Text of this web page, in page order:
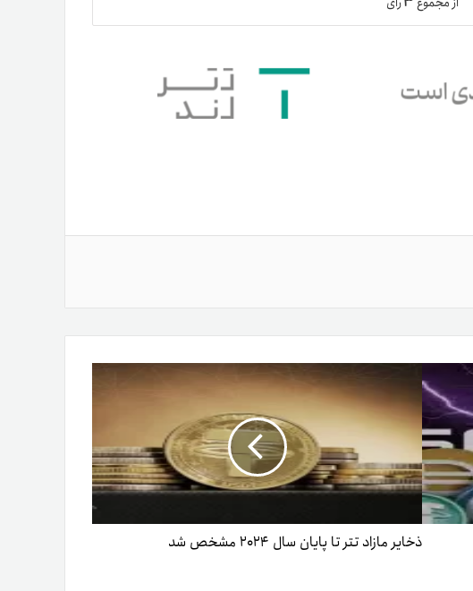
ذخایر مازاد تتر تا پایان سال ۲۰۲۴ مشخص شد